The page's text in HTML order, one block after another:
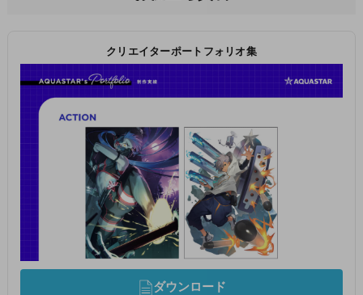
クリエイターポートフォリオ集
ダウンロード